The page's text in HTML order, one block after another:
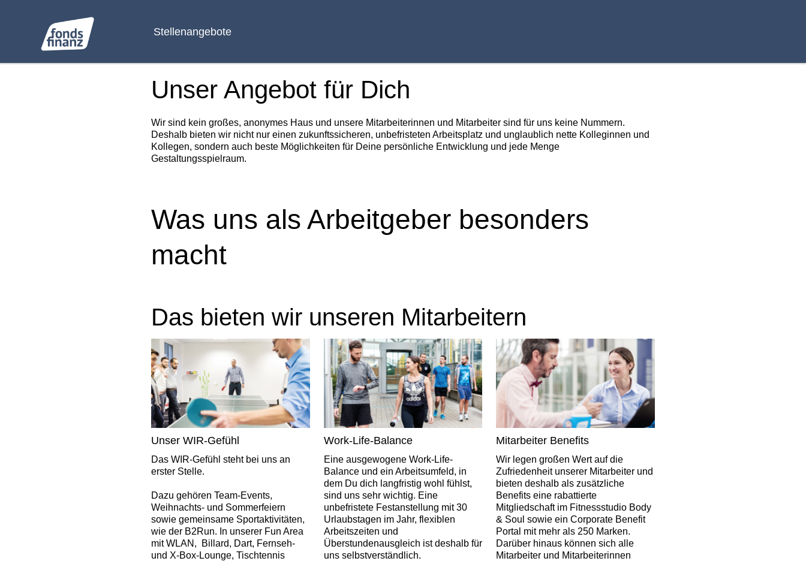
Stellenangebote
Unser Angebot für Dich
Wir sind kein großes, anonymes Haus und unsere Mitarbeiterinnen und Mitarbeiter sind für uns keine Nummern.
Deshalb bieten wir nicht nur einen zukunftssicheren, unbefristeten Arbeitsplatz und unglaublich nette Kolleginnen und
Kollegen, sondern auch beste Möglichkeiten für Deine persönliche Entwicklung und jede Menge
Gestaltungsspielraum.
Was uns als Arbeitgeber besonders
macht
Das bieten wir unseren Mitarbeitern
Unser WIR-Gefühl
Das WIR-Gefühl steht bei uns an
erster Stelle.
Dazu gehören Team-Events,
Weihnachts- und Sommerfeiern
sowie gemeinsame Sportaktivitäten,
wie der B2Run. In unserer Fun Area
mit WLAN, Billard, Dart, Fernseh-
und X-Box-Lounge, Tischtennis
Work-Life-Balance
Eine ausgewogene Work-Life-
Balance und ein Arbeitsumfeld, in
dem Du dich langfristig wohl fühlst,
sind uns sehr wichtig. Eine
unbefristete Festanstellung mit 30
Urlaubstagen im Jahr, flexiblen
Arbeitszeiten und
Überstundenausgleich ist deshalb für
uns selbstverständlich.
Mitarbeiter Benefits
Wir legen großen Wert auf die
Zufriedenheit unserer Mitarbeiter und
bieten deshalb als zusätzliche
Benefits eine rabattierte
Mitgliedschaft im Fitnessstudio Body
& Soul sowie ein Corporate Benefit
Portal mit mehr als 250 Marken.
Darüber hinaus können sich alle
Mitarbeiter und Mitarbeiterinnen